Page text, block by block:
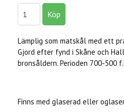
Lämplig som matskål med ett
Gjord efter fynd i Skåne och
bronsåldern. Perioden 700-500
Finns med glaserad eller